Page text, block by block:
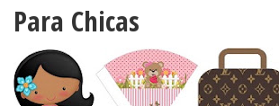
Para Chicas